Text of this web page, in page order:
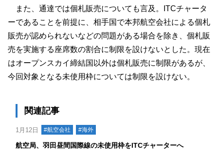
また、通達では個札販売についても言及。ITCチャータ
ーであることを前提に、相手国で本邦航空会社による個札
販売が認められないなどの問題がある場合を除き、個札販
売を実施する座席数の割合に制限を設けないとした。現在
はオープンスカイ締結国以外は個札販売に制限があるが、
今回対象となる未使用枠については制限を設けない。
関連記事
1月12日 #航空会社 #海外
航空局、羽田昼間国際線の未使用枠をITCチャーターへ